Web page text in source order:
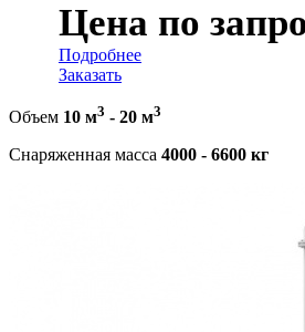
Цена по
Подробнее
Заказать
Объем 10 м3 - 20 м3
Снаряженная масса 4000 - 6600 кг